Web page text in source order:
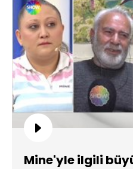
Mine'yle ilgili